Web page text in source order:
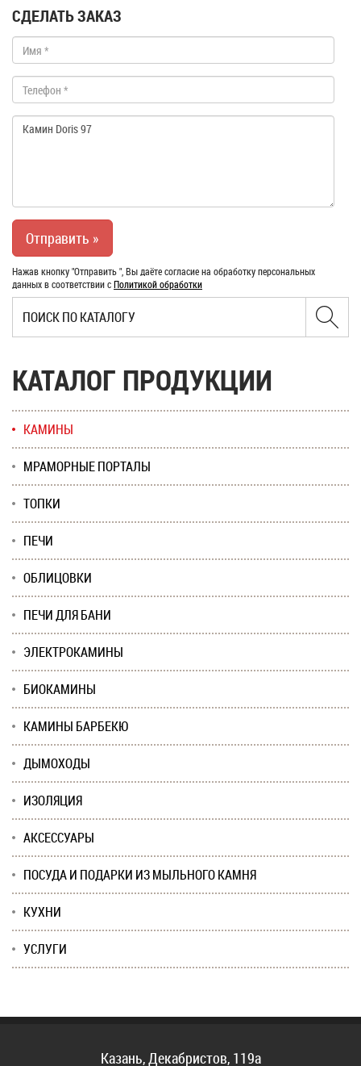
СДЕЛАТЬ ЗАКАЗ
Нажав кнопку "Отправить ", Вы даёте согласие на обработку персональных
данных в соответствии сПолитикой обработки
КАТАЛОГ ПРОДУКЦИИ
КАМИНЫ
МРАМОРНЫЕ ПОРТАЛЫ
ТОПКИ
ПЕЧИ
ОБЛИЦОВКИ
ПЕЧИ ДЛЯ БАНИ
ЭЛЕКТРОКАМИНЫ
БИОКАМИНЫ
КАМИНЫ БАРБЕКЮ
ДЫМОХОДЫ
ИЗОЛЯЦИЯ
АКСЕССУАРЫ
ПОСУДА И ПОДАРКИ ИЗ МЫЛЬНОГО КАМНЯ
КУХНИ
УСЛУГИ
Казань, Декабристов, 119а